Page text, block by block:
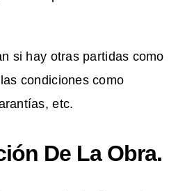
si hay otras partidas como
condiciones como
etc.
De La Obra.